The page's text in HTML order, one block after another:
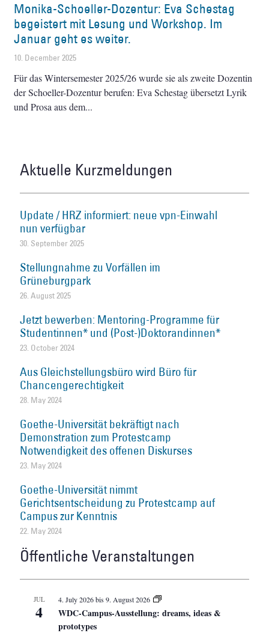
Monika-Schoeller-Dozentur: Eva Schestag
begeistert mit Lesung und Workshop. Im
Januar geht es weiter.
10. December 2025
Für das Wintersemester 2025/26 wurde sie als zweite Dozentin
der Schoeller-Dozentur berufen: Eva Schestag übersetzt Lyrik
und Prosa aus dem
Aktuelle Kurzmeldungen
Update / HRZ informiert: neue vpn-Einwahl
nun verfügbar
30. September 2025
Stellungnahme zu Vorfällen im
Grüneburgpark
26. August 2025
Jetzt bewerben: Mentoring-Programme für
Studentinnen* und (Post-)Doktorandinnen*
23. October 2024
Aus Gleichstellungsbüro wird Büro für
Chancengerechtigkeit
28. May 2024
Goethe-Universität bekräftigt nach
Demonstration zum Protestcamp
Notwendigkeit des offenen Diskurses
23. May 2024
Goethe-Universität nimmt
Gerichtsentscheidung zu Protestcamp auf
Campus zur Kenntnis
22. May 2024
Öffentliche Veranstaltungen
JUL
4
4. July 2026bis9. August 2026
WDC-Campus-Ausstellung: dreams, ideas &
prototypes